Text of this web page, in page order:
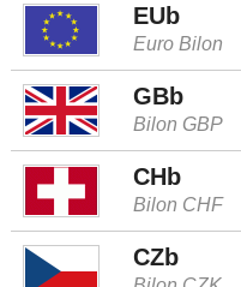
EUb
Euro Bilon
GBb
Bilon GBP
CHb
Bilon CHF
CZb